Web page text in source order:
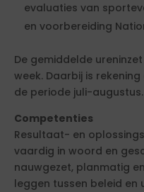
evaluaties van
en voorbereiding
De gemiddelde
week. Daarbij is
de periode juli-augustus.
Competenties
Resultaat- en
vaardig in woord en
nauwgezet, planmatig
leggen tussen beleid en